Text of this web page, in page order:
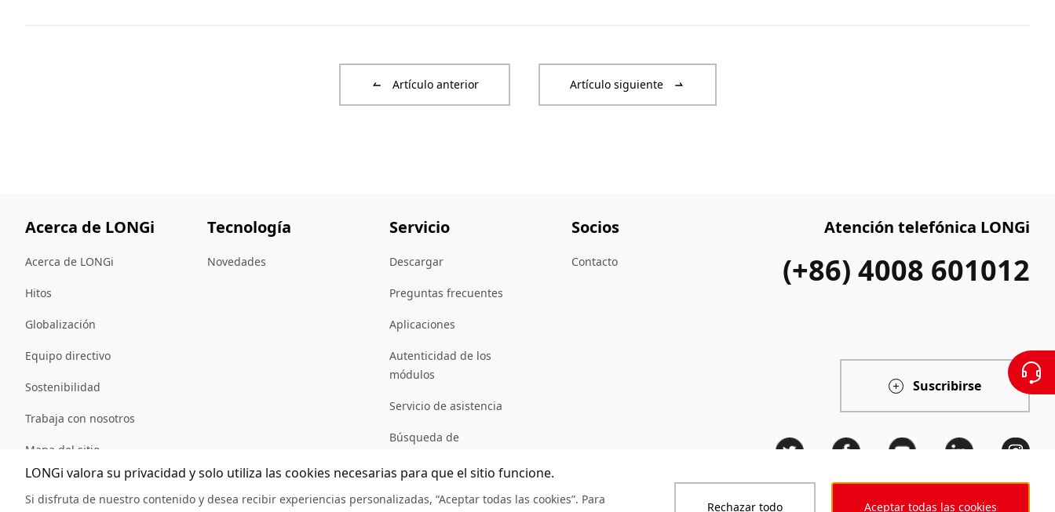
Artículo anterior Artículo siguiente
Acerca de LONGi
Acerca de LONGi
Hitos
Globalización
Equipo directivo
Sostenibilidad
Trabaja con nosotros
Mapa del sitio
Tecnología
Novedades
Servicio
Descargar
Preguntas frecuentes
Aplicaciones
Autenticidad de los
módulos
Servicio de asistencia
Búsqueda de
Socios
Contacto
Atención telefónica LONGi
(+86) 4008 601012
Suscribirse
LONGi valora su privacidad y solo utiliza las cookies necesarias para que el sitio funcione.
Si disfruta de nuestro contenido y desea recibir experiencias personalizadas, “Aceptar todas las cookies”. Para
Rechazar todo Aceptar todas las cookies